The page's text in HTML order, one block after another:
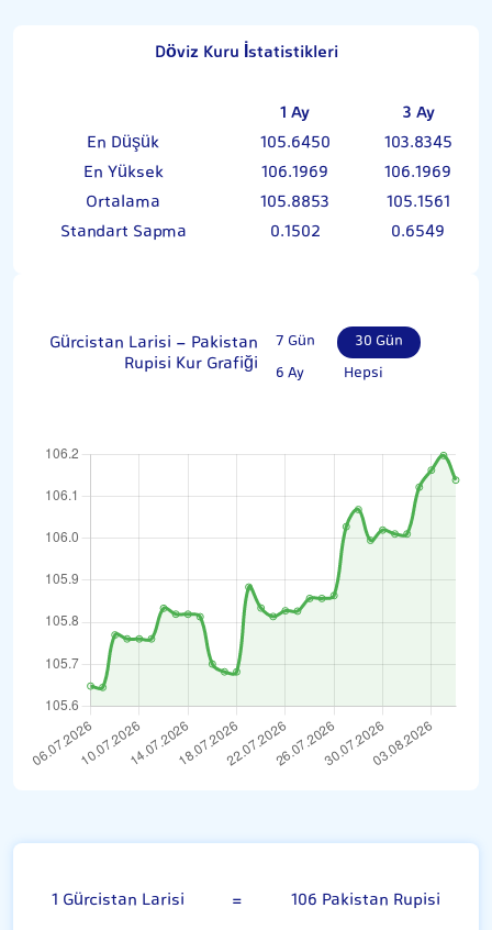
Döviz Kuru İstatistikleri
1 Ay
3 Ay
En Düşük
105.6450
103.8345
En Yüksek
106.1969
106.1969
Ortalama
105.8853
105.1561
Standart Sapma
0.1502 0.6549
Gürcistan Larisi - Pakistan
Rupisi Kur Grafiği
7 Gün
30 Gün
6 Ay
Hepsi
1 Gürcistan Larisi =
106 Pakistan Rupisi